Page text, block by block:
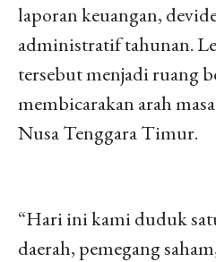
laporan keuangan,
administratif tahunan.
tersebut menjadi ruang
membicarakan arah
Nusa Tenggara Timur.
“Hari ini kami duduk
daerah, pemegang